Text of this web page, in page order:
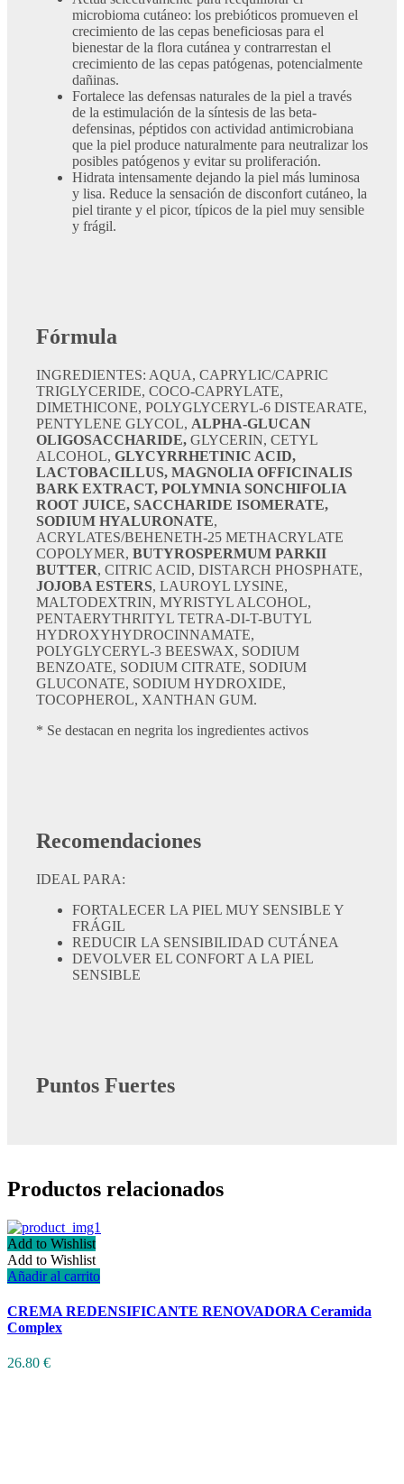
microbioma cutáneo: los prebióticos promueven el
crecimiento de las cepas beneficiosas para el
bienestar de la flora cutánea y contrarrestan el
crecimiento de las cepas patógenas, potencialmente
dañinas.
Fortalece las defensas naturales de la piel a través
de la estimulación de la síntesis de las beta-
defensinas, péptidos con actividad antimicrobiana
que la piel produce naturalmente para neutralizar los
posibles patógenos y evitar su proliferación.
Hidrata intensamente dejando la piel más luminosa
y lisa. Reduce la sensación de disconfort cutáneo, la
piel tirante y el picor, típicos de la piel muy sensible
y frágil.
Fórmula
​INGREDIENTES: AQUA, CAPRYLIC/CAPRIC
TRIGLYCERIDE, COCO-CAPRYLATE,
DIMETHICONE, POLYGLYCERYL-6 DISTEARATE,
PENTYLENE GLYCOL, ALPHA-GLUCAN
OLIGOSACCHARIDE, GLYCERIN, CETYL
ALCOHOL, GLYCYRRHETINIC ACID,
LACTOBACILLUS, MAGNOLIA OFFICINALIS
BARK EXTRACT, POLYMNIA SONCHIFOLIA
ROOT JUICE, SACCHARIDE ISOMERATE,
SODIUM HYALURONATE,
ACRYLATES/BEHENETH-25 METHACRYLATE
COPOLYMER, BUTYROSPERMUM PARKII
BUTTER, CITRIC ACID, DISTARCH PHOSPHATE,
JOJOBA ESTERS, LAUROYL LYSINE,
MALTODEXTRIN, MYRISTYL ALCOHOL,
PENTAERYTHRITYL TETRA-DI-T-BUTYL
HYDROXYHYDROCINNAMATE,
POLYGLYCERYL-3 BEESWAX, SODIUM
BENZOATE, SODIUM CITRATE, SODIUM
GLUCONATE, SODIUM HYDROXIDE,
TOCOPHEROL, XANTHAN GUM.
* Se destacan en negrita los ingredientes activos
Recomendaciones
​IDEAL PARA:
FORTALECER LA PIEL MUY SENSIBLE Y
FRÁGIL
REDUCIR LA SENSIBILIDAD CUTÁNEA
DEVOLVER EL CONFORT A LA PIEL
SENSIBLE
Puntos Fuertes
Productos relacionados
Add to Wishlist
Add to Wishlist
Añadir al carrito
CREMA REDENSIFICANTE RENOVADORA Ceramida
Complex
26.80 €